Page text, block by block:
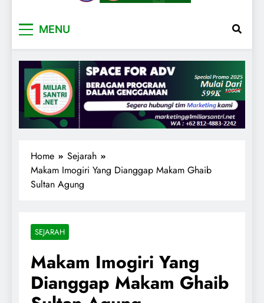
MENU
Home
Sejarah
Makam Imogiri Yang Dianggap Makam Ghaib
Sultan Agung
SEJARAH
Makam Imogiri Yang
Dianggap Makam Ghaib